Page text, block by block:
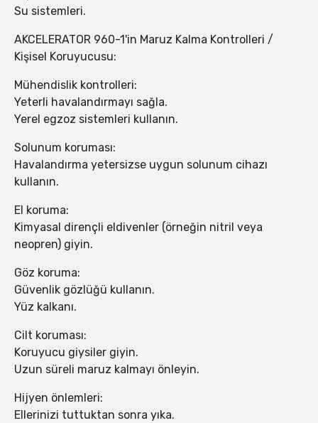
Su sistemleri.
AKCELERATOR 960-1'in Maruz Kalma Kontrolleri /
Kişisel Koruyucusu:
Mühendislik kontrolleri:
Yeterli havalandırmayı sağla.
Yerel egzoz sistemleri kullanın.
Solunum koruması:
Havalandırma yetersizse uygun solunum cihazı
kullanın.
El koruma:
Kimyasal dirençli eldivenler (örneğin nitril veya
neopren) giyin.
Göz koruma:
Güvenlik gözlüğü kullanın.
Yüz kalkanı.
Cilt koruması:
Koruyucu giysiler giyin.
Uzun süreli maruz kalmayı önleyin.
Hijyen önlemleri:
Ellerinizi tuttuktan sonra yıka.